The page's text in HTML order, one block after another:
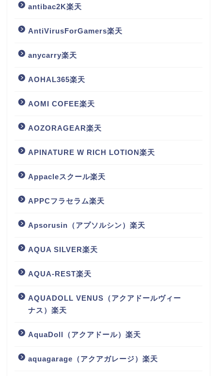
antibac2K楽天
AntiVirusForGamers楽天
anycarry楽天
AOHAL365楽天
AOMI COFEE楽天
AOZORAGEAR楽天
APINATURE W RICH LOTION楽天
Appacleスクール楽天
APPCフラセラム楽天
Apsorusin（アプソルシン）楽天
AQUA SILVER楽天
AQUA-REST楽天
AQUADOLL VENUS（アクアドールヴィー
ナス）楽天
AquaDoll（アクアドール）楽天
aquagarage（アクアガレージ）楽天